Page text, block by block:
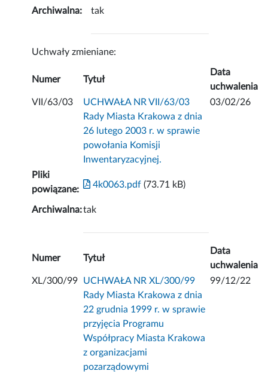
Archiwalna: tak
Uchwały zmieniane:
Numer Tytuł
Data
uchwalenia
VII/63/03
UCHWAŁA NR VII/63/03
Rady Miasta Krakowa z dnia
26 lutego 2003 r. w sprawie
powołania Komisji
Inwentaryzacyjnej.
03/02/26
Pliki
powiązane:
4k0063.pdf (73.71 kB)
Archiwalna:tak
Numer Tytuł
Data
uchwalenia
XL/300/99
UCHWAŁA NR XL/300/99
Rady Miasta Krakowa z dnia
22 grudnia 1999 r. w sprawie
przyjęcia Programu
Współpracy Miasta Krakowa
z organizacjami
pozarządowymi
99/12/22